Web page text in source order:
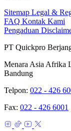
Sitemap Legal &
FAQ Kontak Kami
Pengaduan
PT Quickpro
Menara Asia Afrika
Bandung
Telpon: 022 - 426
Fax: 022 - 426 6001